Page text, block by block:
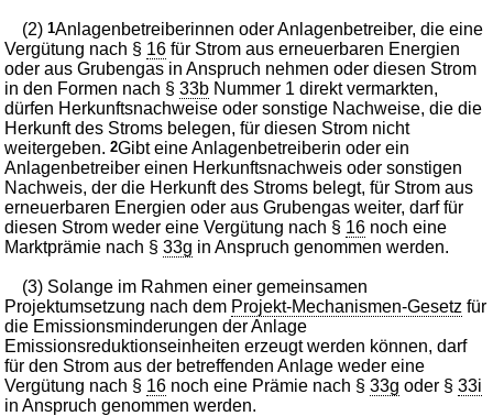
(2)1Anlagenbetreiberinnen oder Anlagenbetreiber, die eine
Vergütung nach § 16 für Strom aus erneuerbaren Energien
oder aus Grubengas in Anspruch nehmen oder diesen Strom
in den Formen nach §33b Nummer 1 direkt vermarkten,
dürfen Herkunftsnachweise oder sonstige Nachweise, die die
Herkunft des Stroms belegen, für diesen Strom nicht
weitergeben.2Gibt eine Anlagenbetreiberin oder ein
Anlagenbetreiber einen Herkunftsnachweis oder sonstigen
Nachweis, der die Herkunft des Stroms belegt, für Strom aus
erneuerbaren Energien oder aus Grubengas weiter, darf für
diesen Strom weder eine Vergütung nach § 16 noch eine
Marktprämie nach §33g in Anspruch genommen werden.
(3) Solange im Rahmen einer gemeinsamen
Projektumsetzung nach dem Projekt-Mechanismen-Gesetz für
die Emissionsminderungen der Anlage
Emissionsreduktionseinheiten erzeugt werden können, darf
für den Strom aus der betreffenden Anlage weder eine
Vergütung nach § 16 noch eine Prämie nach §33g oder §33i
in Anspruch genommen werden.